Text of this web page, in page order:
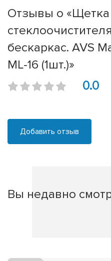
Отзывы о «Щетка
бескаркас. AVS
ML-16 (1шт.)»
0.0
Добавить отзыв
Вы недавно